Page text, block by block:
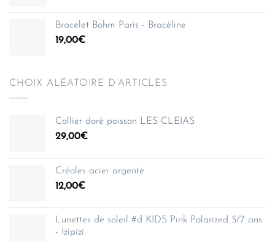
Bracelet Bohm Paris - Bracéline
19,00€
CHOIX ALÉATOIRE D’ARTICLES
Collier doré poisson LES CLEIAS
29,00€
Créoles acier argenté
12,00€
Lunettes de soleil #d KIDS Pink Polarized 5/7 ans
- Izipizi